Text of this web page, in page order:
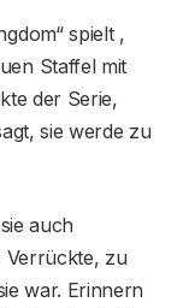
spielt ,
Staffel mit
der Serie,
sie werde zu
auch
Verrückte, zu
war. Erinnern